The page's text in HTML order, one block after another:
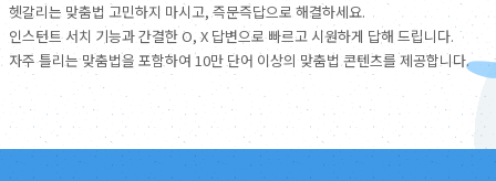
헷갈리는 맞춤법 고민하지 마시고, 즉문즉답으로 해결하세요.
인스턴트 서치 기능과 간결한 O, X 답변으로 빠르고 시원하게 답해 드립니다.
자주 틀리는 맞춤법을 포함하여 10만 단어 이상의 맞춤법 콘텐츠를 제공합니다.